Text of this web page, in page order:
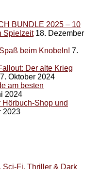
BUNDLE 2025 – 10
Spielzeit 18. Dezember
beim Knobeln! 7.
Der alte Krieg
Oktober 2024
am besten
2024
Shop und
2023
Sci-Fi, Thriller & Dark